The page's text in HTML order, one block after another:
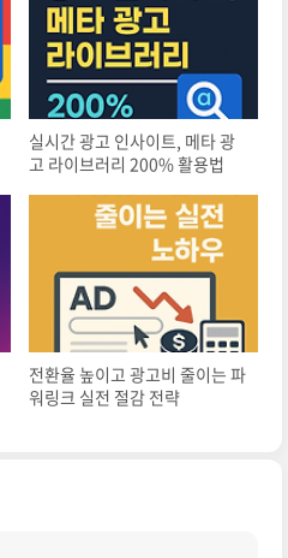
실시간 광고 인사이트, 메타 광
고 라이브러리 200% 활용법
전환율 높이고 광고비 줄이는 파
워링크 실전 절감 전략